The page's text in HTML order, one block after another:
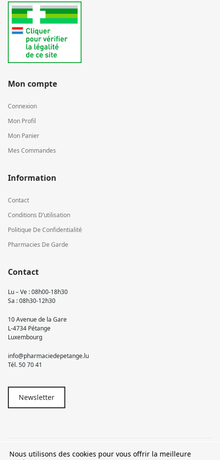
Mon compte
Connexion
Mon Profil
Mon Panier
Mes Commandes
Information
Contact
Conditions D’utilisation
Politique De Confidentialité
Pharmacies De Garde
Contact
Lu – Ve : 08h00-18h30
Sa : 08h30-12h30
10 Avenue de la Gare
L-4734 Pétange
Luxembourg
info@pharmaciedepetange.lu
Tél.50 70 41
Newsletter
© 2026 Pharmacie Pétange
Nous utilisons des cookies pour vous offrir la meilleure